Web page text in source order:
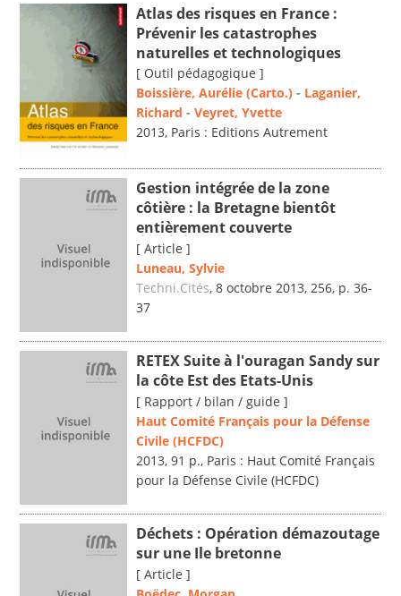
Atlas des risques en France :
Prévenir les catastrophes
naturelles et technologiques
[ Outil pédagogique ]
Boissière, Aurélie (Carto.) - Laganier,
Richard - Veyret, Yvette
2013, Paris : Editions Autrement
Gestion intégrée de la zone
côtière : la Bretagne bientôt
entièrement couverte
[ Article ]
Luneau, Sylvie
Techni.Cités, 8 octobre 2013, 256, p. 36-
37
RETEX Suite à l'ouragan Sandy sur
la côte Est des Etats-Unis
[ Rapport / bilan / guide ]
Haut Comité Français pour la Défense
Civile (HCFDC)
2013, 91 p., Paris : Haut Comité Français
pour la Défense Civile (HCFDC)
Déchets : Opération démazoutage
sur une Ile bretonne
[ Article ]